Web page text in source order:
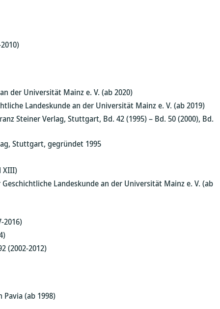
der Universität Mainz e. V. (ab 2020)
Landeskunde an der Universität Mainz e. V. (ab 2019)
Steiner Verlag, Stuttgart, Bd. 42 (1995) – Bd. 50 (2000), Bd.
Stuttgart, gegründet 1995
XIII)
Landeskunde an der Universität Mainz e. V. (ab
2016)
(2002-2012)
(ab 1998)